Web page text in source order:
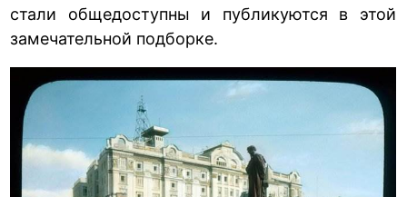
стали общедоступны и публикуются в этой
замечательной подборке.